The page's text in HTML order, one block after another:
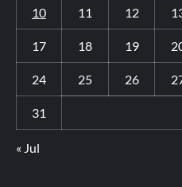
10 11 12
17 18 19
24 25 26
31
« Jul